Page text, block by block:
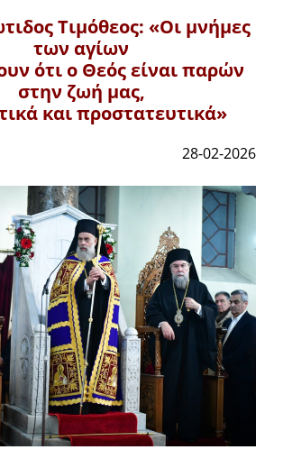
Τιμόθεος: «Οι μνήμες
των αγίων
ότι ο Θεός είναι παρών
στην ζωή μας,
και προστατευτικά»
28-02-2026